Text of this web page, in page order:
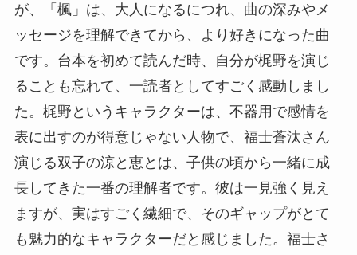
が、「楓」は、大人になるにつれ、曲の深みやメ
ッセージを理解できてから、より好きになった曲
です。台本を初めて読んだ時、自分が梶野を演じ
ることも忘れて、一読者としてすごく感動しまし
た。梶野というキャラクターは、不器用で感情を
表に出すのが得意じゃない人物で、福士蒼汰さん
演じる双子の涼と恵とは、子供の頃から一緒に成
長してきた一番の理解者です。彼は一見強く見え
ますが、実はすごく繊細で、そのギャップがとて
も魅力的なキャラクターだと感じました。福士さ